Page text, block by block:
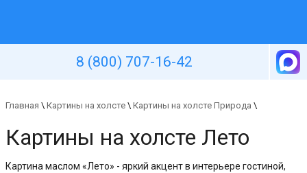
8 (800) 707-16-42
Главная \ Картины на холсте \ Картины на холсте Природа \
Картины на холсте Лето
Картина маслом «Лето» - яркий акцент в интерьере гостиной,